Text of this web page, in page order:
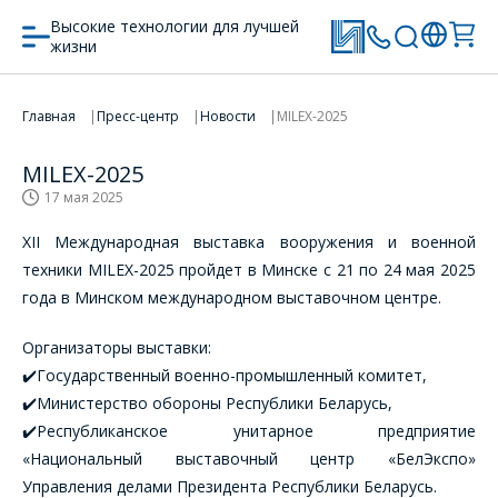
Высокие технологии для лучшей
жизни
Главная Пресс-центр Новости MILEX-2025
MILEX-2025
17 мая 2025
ХII Международная выставка вооружения и военной
техники MILEX-2025 пройдет в Минске с 21 по 24 мая 2025
года в Минском международном выставочном центре.
Организаторы выставки:
✔️Государственный военно-промышленный комитет,
✔️Министерство обороны Республики Беларусь,
✔️Республиканское унитарное предприятие
«Национальный выставочный центр «БелЭкспо»
Управления делами Президента Республики Беларусь.